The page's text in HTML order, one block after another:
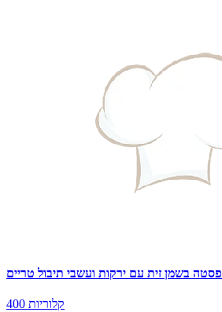
פסטה בשמן זית עם ירקות ועשבי תיבול טריים
400 קלוריות